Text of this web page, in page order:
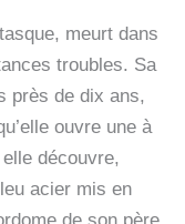
meurt dans
troubles. Sa
près de dix ans,
ouvre une à
découvre,
acier mis en